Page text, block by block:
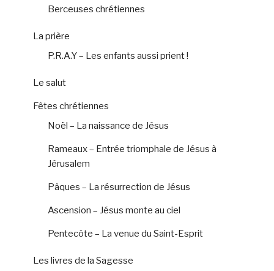
Berceuses chrétiennes
La prière
P.R.A.Y – Les enfants aussi prient !
Le salut
Fêtes chrétiennes
Noël – La naissance de Jésus
Rameaux – Entrée triomphale de Jésus à
Jérusalem
Pâques – La résurrection de Jésus
Ascension – Jésus monte au ciel
Pentecôte – La venue du Saint-Esprit
Les livres de la Sagesse